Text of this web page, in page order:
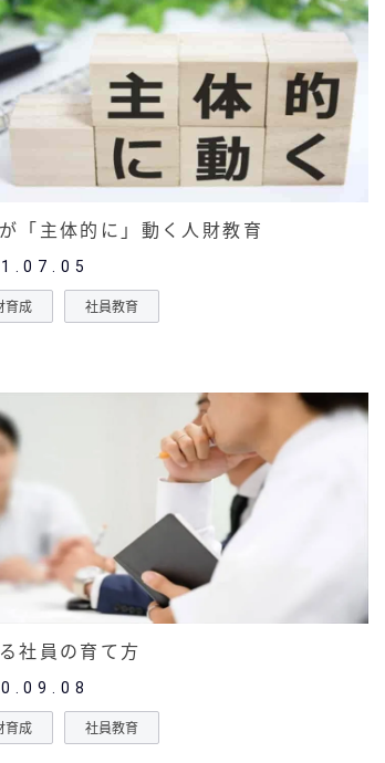
「主体的に」動く人財教育
育成 社員教育
社員の育て方
育成 社員教育